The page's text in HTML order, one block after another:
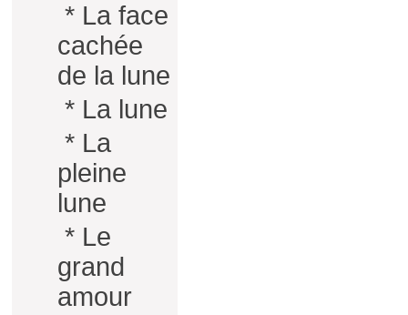
* La face
cachée
de la lune
* La lune
* La
pleine
lune
* Le
grand
amour